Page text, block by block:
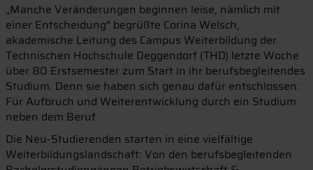
„Manche Veränderungen beginnen leise, nämlich mit
einer Entscheidung” begrüßte Corina Welsch,
akademische Leitung des Campus Weiterbildung der
Technischen Hochschule Deggendorf (THD) letzte Woche
über 80 Erstsemester zum Start in ihr berufsbegleitendes
Studium. Denn sie haben sich genau dafür entschlossen:
Für Aufbruch und Weiterentwicklung durch ein Studium
neben dem Beruf.
Die Neu-Studierenden starten in eine vielfältige
Weiterbildungslandschaft: Von den berufsbegleitenden